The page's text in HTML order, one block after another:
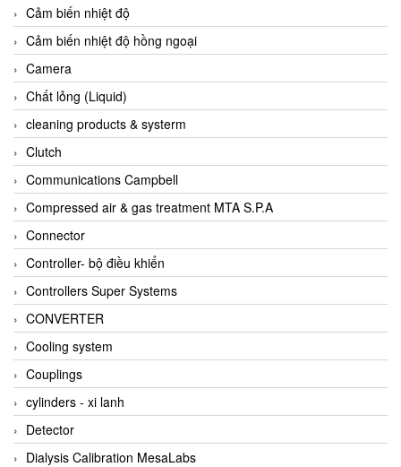
Aira Euro Automation
Airtac Vietnam
Airtec Vietnam
AI-Tek Vietnam
Akerstroms Viet Nam
AKO Armaturen & Separationstechnik
AKO Armaturen & Separationstechnik Vietnam
AKUSENSE
ALA OFFICINE SPA
Albrecht-Automatik Viet Nam
Allen Bradley Vietnam
Alpha Moisture Vietnam
Alpha-Achem Vietnam
Alphino
ALRE-IT Vietnam
Altech
Amarillo Gear
Cảm biến nhiệt độ
Cảm biến nhiệt độ hồng ngoại
Camera
Chất lỏng (Liquid)
cleaning products & systerm
Clutch
Communications Campbell
Compressed air & gas treatment MTA S.P.A
Connector
Controller- bộ điều khiển
Controllers Super Systems
CONVERTER
Cooling system
Couplings
cylinders - xi lanh
Detector
Dialysis Calibration MesaLabs